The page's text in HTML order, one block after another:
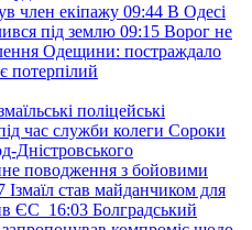
член екіпажу 09:44 В Одесі
під землю 09:15 Ворог не
Одещини: постраждало
потерпілий
поліцейські
час служби колеги Сороки
Дністровського
поводження з бойовими
Ізмаїл став майданчиком для
ЄС 16:03 Болградський